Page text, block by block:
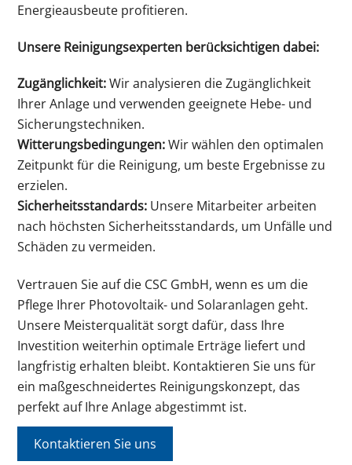
Energieausbeute profitieren.
Unsere Reinigungsexperten berücksichtigen dabei:
Zugänglichkeit:Wir analysieren die Zugänglichkeit
Ihrer Anlage und verwenden geeignete Hebe- und
Sicherungstechniken.
Witterungsbedingungen:Wir wählen den optimalen
Zeitpunkt für die Reinigung, um beste Ergebnisse zu
erzielen.
Sicherheitsstandards: Unsere Mitarbeiter arbeiten
nach höchsten Sicherheitsstandards, um Unfälle und
Schäden zu vermeiden.
Vertrauen Sie auf die CSC GmbH, wenn es um die
Pflege Ihrer Photovoltaik- und Solaranlagen geht.
Unsere Meisterqualität sorgt dafür, dass Ihre
Investition weiterhin optimale Erträge liefert und
langfristig erhalten bleibt. Kontaktieren Sie uns für
ein maßgeschneidertes Reinigungskonzept, das
perfekt auf Ihre Anlage abgestimmt ist.
Kontaktieren Sie uns